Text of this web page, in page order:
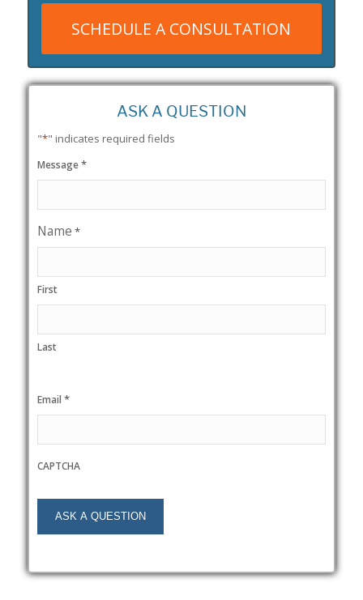
SCHEDULE A CONSULTATION
ASK A QUESTION
"*" indicates required fields
Message *
Name *
First
Last
Email *
CAPTCHA